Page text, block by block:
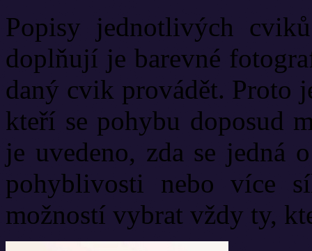
Popisy jednotlivých
doplňují je barevné
daný cvik provádět. Proto
kteří se pohybu doposud
je uvedeno, zda se jedná
pohyblivosti nebo více
možností vybrat vždy ty,